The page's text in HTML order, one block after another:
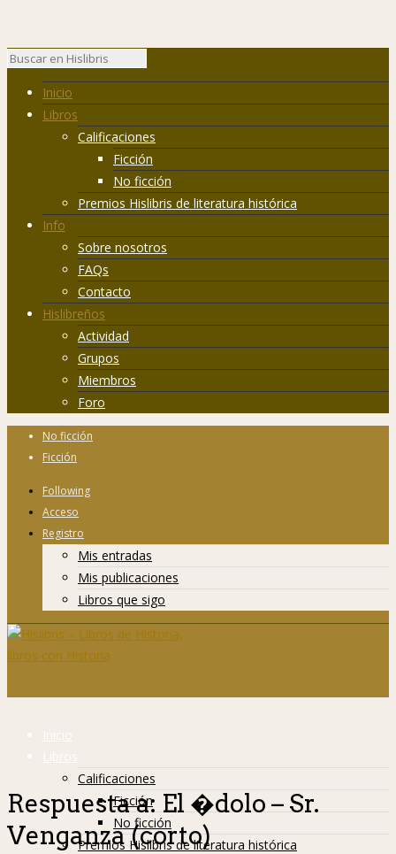
Inicio
Libros
Calificaciones
Ficción
No ficción
Premios Hislibris de literatura histórica
Info
Sobre nosotros
FAQs
Contacto
Hislibreños
Actividad
Grupos
Miembros
Foro
No ficción
Ficción
Following
Acceso
Registro
Mis entradas
Mis publicaciones
Libros que sigo
Inicio
Libros
Calificaciones
Ficción
No ficción
Premios Hislibris de literatura histórica
Respuesta a: El �dolo – Sr.
Venganza (corto)